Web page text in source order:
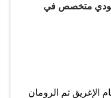
وتتعارك معه في
صامدة، ورجال
من العنفوان…
متخصص في
الإغريق ثم الرومان